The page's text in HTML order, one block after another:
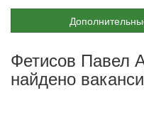
Фетисов Павел
найдено